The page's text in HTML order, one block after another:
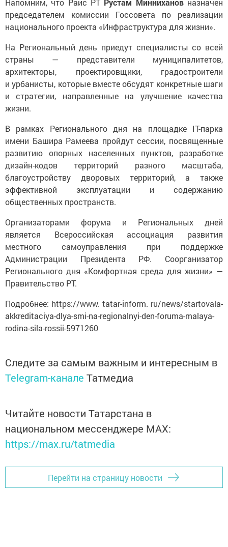
Напомним, что Раис РТ Рустам Миннихановназначен
председателем комиссии Госсовета по реализации
национального проекта «Инфраструктура для жизни».
На Региональный день приедут специалисты со всей
страны — представители муниципалитетов,
архитекторы, проектировщики, градостроители
и урбанисты, которые вместе обсудят конкретные шаги
и стратегии, направленные на улучшение качества
жизни.
В рамках Регионального дня на площадке IT-парка
имени Башира Рамеева пройдут сессии, посвященные
развитию опорных населенных пунктов, разработке
дизайн-кодов территорий разного масштаба,
благоустройству дворовых территорий, а также
эффективной эксплуатации и содержанию
общественных пространств.
Организаторами форума и Региональных дней
является Всероссийская ассоциация развития
местного самоуправления при поддержке
Администрации Президента РФ. Соорганизатор
Регионального дня «Комфортная среда для жизни» —
Правительство РТ.
Подробнее: https://www. tatar-inform. ru/news/startovala-
akkreditaciya-dlya-smi-na-regionalnyi-den-foruma-malaya-
rodina-sila-rossii-5971260
Следите за самым важным и интересным в
Telegram-канале Татмедиа
Читайте новости Татарстана в
национальном мессенджере MАХ:
https://max.ru/tatmedia
Перейти на страницу новости